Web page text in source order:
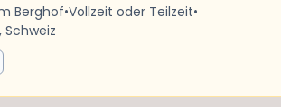
Berghof•Vollzeit oder Teilzeit•
Schweiz